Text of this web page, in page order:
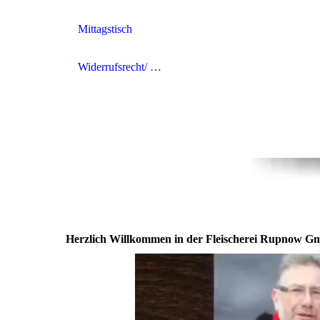
Mittagstisch
Widerrufsrecht/ Widerrufsformular
Herzlich Willkommen in der Fleischerei Rupnow